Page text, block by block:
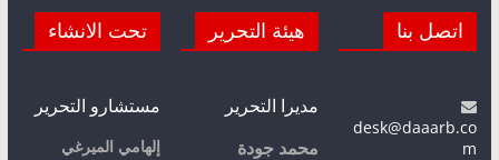
اتصل بنا
desk@daaarb.co
m
هيئة التحرير
مديرا التحرير
محمد جودة
تحت الانشاء
مستشارو التحرير
إلهامي الميرغي